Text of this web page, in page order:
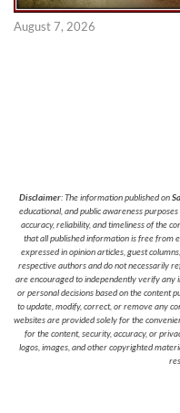
August 7, 2026
Disclaimer: The information published on
educational, and public awareness
accuracy, reliability, and timeliness of the
that all published information is free from
expressed in opinion articles, guest
respective authors and do not necessarily
are encouraged to independently verify any
or personal decisions based on the content
to update, modify, correct, or remove any
websites are provided solely for the
for the content, security, accuracy, or
logos, images, and other copyrighted